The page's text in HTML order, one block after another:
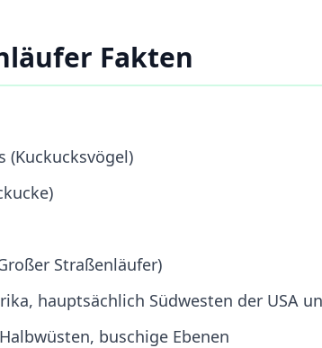
Fakten
(Kuckucksvögel)
Straßenläufer)
hauptsächlich Südwesten der USA
buschige Ebenen